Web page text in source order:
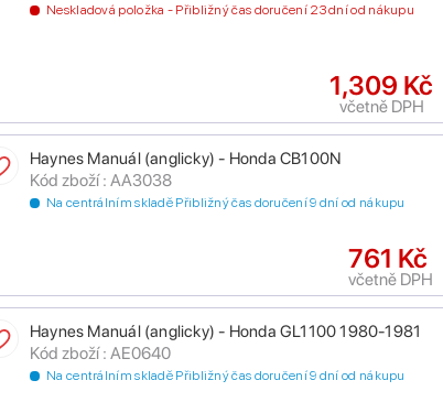
Neskladová položka - Přibližný čas doručení 23 dní od nákupu
1,309 Kč
včetně DPH
Haynes Manuál (anglicky) - Honda CB100N
Kód zboží : AA3038
Na centrálním skladě Přibližný čas doručení 9 dní od nákupu
761 Kč
včetně DPH
Haynes Manuál (anglicky) - Honda GL1100 1980-1981
Kód zboží : AE0640
Na centrálním skladě Přibližný čas doručení 9 dní od nákupu